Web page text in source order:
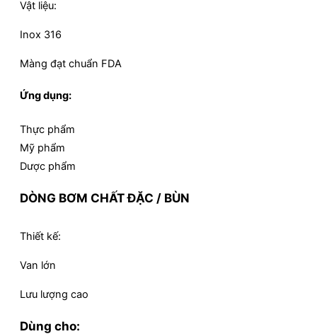
Vật liệu:
Inox 316
Màng đạt chuẩn FDA
Ứng dụng:
Thực phẩm
Mỹ phẩm
Dược phẩm
DÒNG BƠM CHẤT ĐẶC / BÙN
Thiết kế:
Van lớn
Lưu lượng cao
Dùng cho: